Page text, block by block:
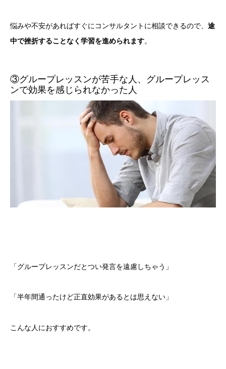
悩みや不安があればすぐにコンサルタントに相談できるので、 途
中で挫折することなく学習を進められます。
③グループレッスンが苦手な人、グループレッス
ンで効果を感じられなかった人
「グループレッスンだとつい発言を遠慮しちゃう」
「半年間通ったけど正直効果があるとは思えない」
こんな人におすすめです。